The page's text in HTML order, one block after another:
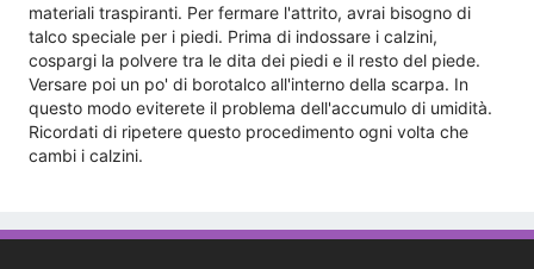
materiali traspiranti. Per fermare l'attrito, avrai bisogno di
talco speciale per i piedi. Prima di indossare i calzini,
cospargi la polvere tra le dita dei piedi e il resto del piede.
Versare poi un po' di borotalco all'interno della scarpa. In
questo modo eviterete il problema dell'accumulo di umidità.
Ricordati di ripetere questo procedimento ogni volta che
cambi i calzini.